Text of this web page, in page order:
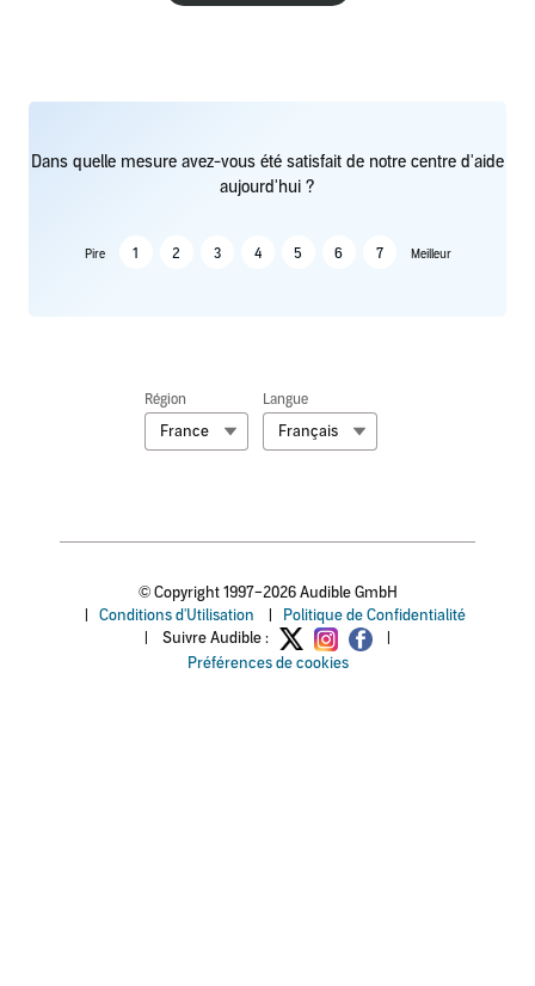
Dans quelle mesure avez-vous été satisfait de notre centre d'aide
aujourd'hui ?
Pire 1 2 3 4 5 6 7 Meilleur
Région
France
Langue
Français
© Copyright 1997–2026 Audible GmbH
Conditions d'Utilisation
Politique de Confidentialité
Suivre Audible :
Préférences de cookies